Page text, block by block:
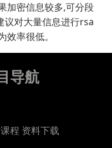
加密信息较多,可分段
议对大量信息进行rsa
效率很低。
导航
程 资料下载